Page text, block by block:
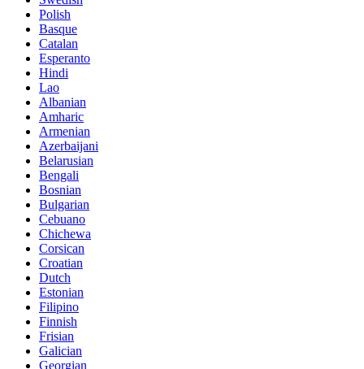
Polish
Basque
Catalan
Esperanto
Hindi
Lao
Albanian
Amharic
Armenian
Azerbaijani
Belarusian
Bengali
Bosnian
Bulgarian
Cebuano
Chichewa
Corsican
Croatian
Dutch
Estonian
Filipino
Finnish
Frisian
Galician
Georgian